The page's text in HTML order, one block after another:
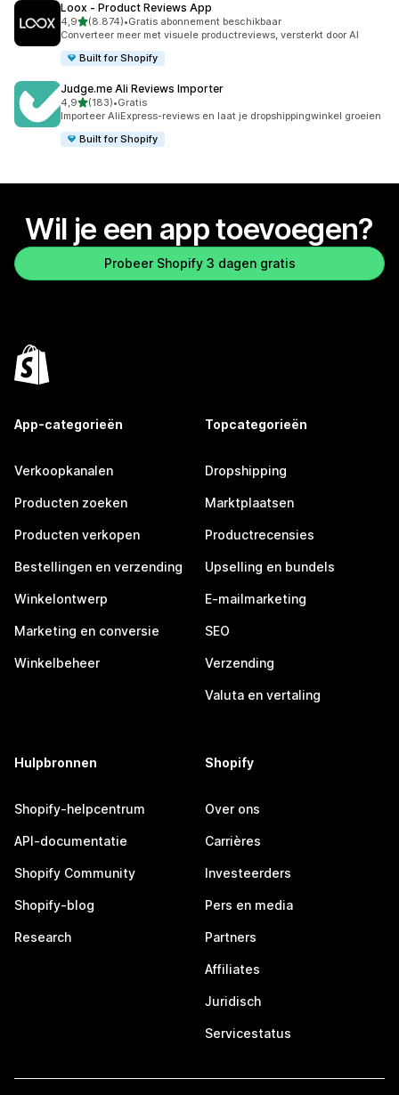
Loox ‑ Product Reviews App
4,9van 5 sterren
(8.874)
8874 recensies in totaal
•Gratis abonnement beschikbaar
Converteer meer met visuele productreviews, versterkt door AI
Built for Shopify
Judge.me Ali Reviews Importer
4,9van 5 sterren
(183)
183 recensies in totaal
•Gratis
Importeer AliExpress-reviews en laat je dropshippingwinkel groeien
Built for Shopify
Wil je een app toevoegen?
Probeer Shopify 3 dagen gratis
App-categorieën
Verkoopkanalen
Producten zoeken
Producten verkopen
Bestellingen en verzending
Winkelontwerp
Marketing en conversie
Winkelbeheer
Topcategorieën
Dropshipping
Marktplaatsen
Productrecensies
Upselling en bundels
E-mailmarketing
SEO
Verzending
Valuta en vertaling
Hulpbronnen
Shopify-helpcentrum
API-documentatie
Shopify Community
Shopify-blog
Research
Shopify
Over ons
Carrières
Investeerders
Pers en media
Partners
Affiliates
Juridisch
Servicestatus